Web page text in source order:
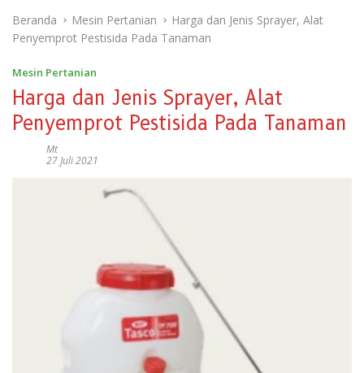
Beranda Mesin Pertanian
Harga dan Jenis Sprayer, Alat
Penyemprot Pestisida Pada Tanaman
Mesin Pertanian
Harga dan Jenis Sprayer, Alat
Penyemprot Pestisida Pada Tanaman
Mt
27 Juli 2021